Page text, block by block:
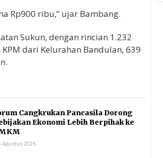
Rp900 ribu,” ujar Bambang.
Sukun, dengan rincian 1.232
dari Kelurahan Bandulan, 639
Cangkrukan Pancasila Dorong
Ekonomi Lebih Berpihak ke
Agustus 2026